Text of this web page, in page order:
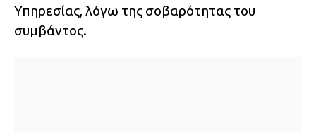
Υπηρεσίας, λόγω της σοβαρότητας του
συμβάντος.